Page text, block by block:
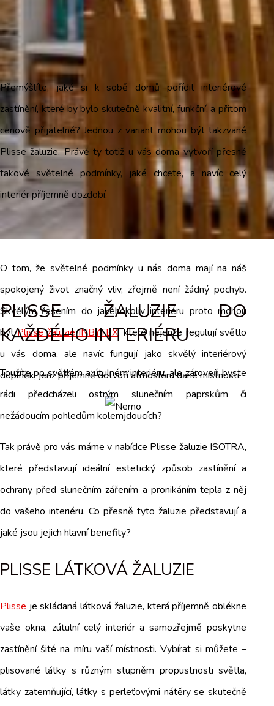
Přemýšlíte, jaké si k sobě domů pořídit interiérové
zastínění, které by bylo skutečně kvalitní, funkční, a přitom
cenově přijatelné? Jednou z variant mohou být takzvané
Plisse žaluzie. Právě ty totiž u vás doma vytvoří přesně
takové světelné podmínky, jaké chcete, a navíc celý
interiér příjemně dozdobí.
O tom, že světelné podmínky u nás doma mají na náš
spokojený život značný vliv, zřejmě není žádný pochyb.
Skvělým řešením do jakéhokoliv interiéru proto mohou
býtPlisse žaluzie INBYTEX, které nejenže regulují světlo
u vás doma, ale navíc fungují jako skvělý interiérový
doplněk, jenž příjemně dotvoří atmosféru dané místnosti.
PLISSE ŽALUZIE DO
KAŽDÉHO INTERIÉRU
Toužíte po světlém a útulném interiéru, ale zároveň byste
rádi předcházeli ostrým slunečním paprskům či
nežádoucím pohledům kolemjdoucích?
Tak právě pro vás máme v nabídce Plisse žaluzie ISOTRA,
které představují ideální estetický způsob zastínění a
ochrany před slunečním zářením a pronikáním tepla z něj
do vašeho interiéru. Co přesně tyto žaluzie představují a
jaké jsou jejich hlavní benefity?
PLISSE LÁTKOVÁ ŽALUZIE
Plisse je skládaná látková žaluzie, která příjemně oblékne
vaše okna, zútulní celý interiér a samozřejmě poskytne
zastínění šité na míru vaší místnosti. Vybírat si můžete –
plisované látky s různým stupněm propustnosti světla,
látky zatemňující, látky s perleťovými nátěry se skutečně